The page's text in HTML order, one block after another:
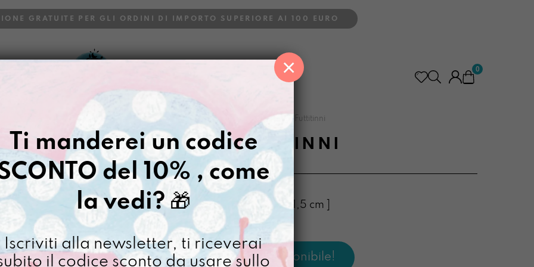
GRATUITE PER GLI ORDINI DI IMPORTO SUPERIORE AI 100 EURO
0
Gazpacho >ReAstù Futtitinni
REASTÙ FUTTITINNI
€22,00
[ Astuccio Astuccio: 22 x 10 x 1,5 cm ]
Non disponibile al momento
Ti manderei un codice
del 10% , come
la vedi?🎁
Iscriviti alla newsletter, ti riceverai
il codice sconto da usare sullo
×